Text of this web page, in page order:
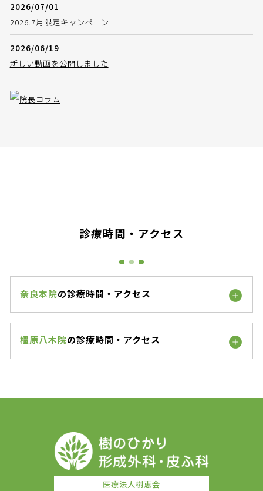
2026/07/01
2026.7月限定キャンペーン
2026/06/19
新しい動画を公開しました
診療時間・アクセス
奈良本院の診療時間・アクセス
橿原八木院の診療時間・アクセス
医療法人樹恵会